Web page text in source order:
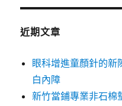
鍵
近期文章
眼科增進童顏針的
白內障
新竹當鋪專業非石棉